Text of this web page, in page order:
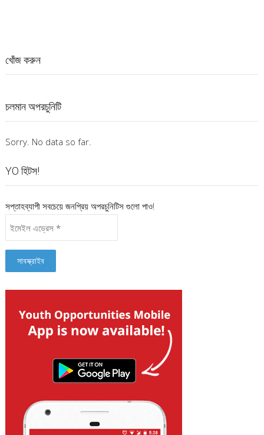
খোঁজ করুন
চলমান অপরচুনিটি
Sorry. No data so far.
YO হিটস!
সপ্তাহব্যাপী সবচেয়ে জনপ্রিয় অপরচুনিটিস গুলো পাও!